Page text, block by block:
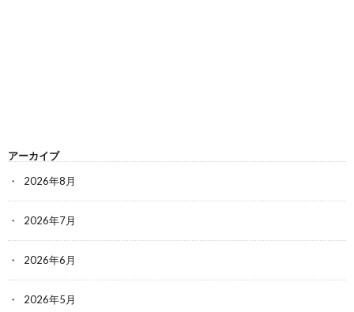
アーカイブ
2026年8月
2026年7月
2026年6月
2026年5月